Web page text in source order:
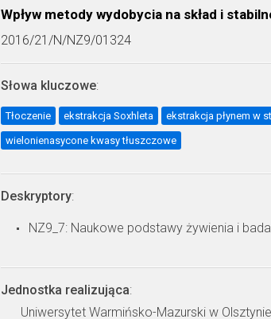
Wpływ metody wydobycia na skład i
2016/21/N/NZ9/01324
Słowa kluczowe:
Tłoczenie ekstrakcja Soxhleta ekstrakcja płynem w
wielonienasycone kwasy tłuszczowe
Deskryptory:
NZ9_7: Naukowe podstawy żywienia i
Jednostka realizująca:
Uniwersytet Warmińsko-Mazurski w